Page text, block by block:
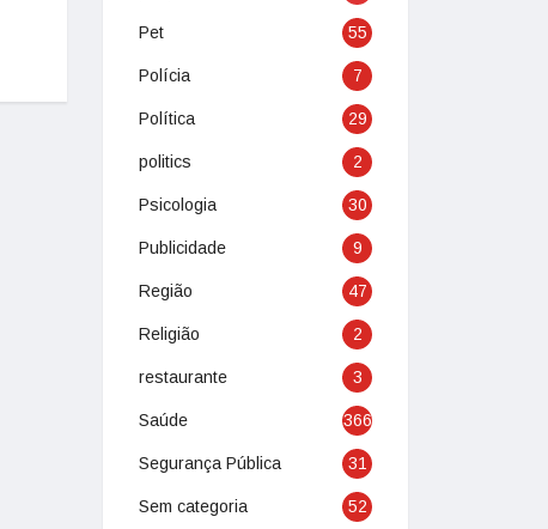
Pet 55
Polícia 7
Política 29
politics 2
Psicologia 30
Publicidade 9
Região 47
Religião 2
restaurante 3
Saúde 366
Segurança Pública 31
Sem categoria 52